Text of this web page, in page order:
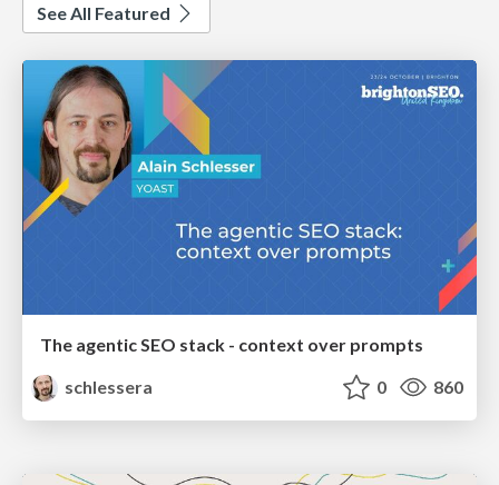
See All Featured
The agentic SEO stack - context over prompts
schlessera
0 860